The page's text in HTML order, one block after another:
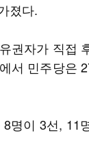
졌다.
권자가 직접
서 민주당은
명이 3선, 11